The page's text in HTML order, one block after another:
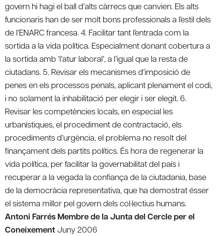
govern hi hagi el ball d’alts càrrecs que canvien. Els alts
funcionaris han de ser molt bons professionals a l’estil dels
de l’ENARC francesa. 4. Facilitar tant l’entrada com la
sortida a la vida política. Especialment donant cobertura a
la sortida amb ‘l’atur laboral’, a l’igual que la resta de
ciutadans. 5. Revisar els mecanismes d’imposició de
penes en els processos penals, aplicant plenament el codi,
i no solament la inhabilitació per elegir i ser elegit. 6.
Revisar les competències locals, en especial les
urbanístiques, el procediment de contractació, els
procediments d’urgència, el problema no resolt del
finançament dels partits polítics. És hora de regenerar la
vida política, per facilitar la governabilitat del país i
recuperar a la vegada la confiança de la ciutadania, base
de la democràcia representativa, que ha demostrat ésser
el sistema millor pel govern dels col·lectius humans.
Antoni Farrés Membre de la Junta del Cercle per el
Coneixement Juny 2006